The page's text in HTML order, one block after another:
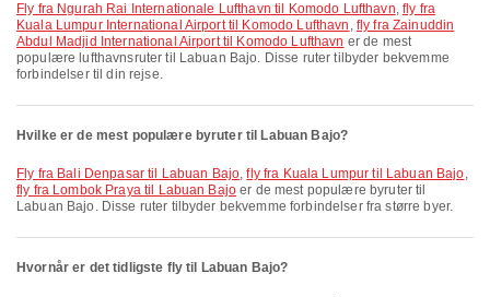
fly fra Ngurah Rai Internationale Lufthavn til Komodo Lufthavn, fly fra
Kuala Lumpur International Airport til Komodo Lufthavn , fly fra Zainuddin
Abdul Madjid International Airport til Komodo Lufthavn er de mest
populære lufthavnsruter til Labuan Bajo. Disse ruter tilbyder bekvemme
forbindelser til din rejse.
Hvilke er de mest populære byruter til Labuan Bajo?
fly fra Bali Denpasar til Labuan Bajo,fly fra Kuala Lumpur til Labuan Bajo,
fly fra Lombok Praya til Labuan Bajo er de mest populære byruter til
Labuan Bajo. Disse ruter tilbyder bekvemme forbindelser fra større byer.
Hvornår er det tidligste fly til Labuan Bajo?